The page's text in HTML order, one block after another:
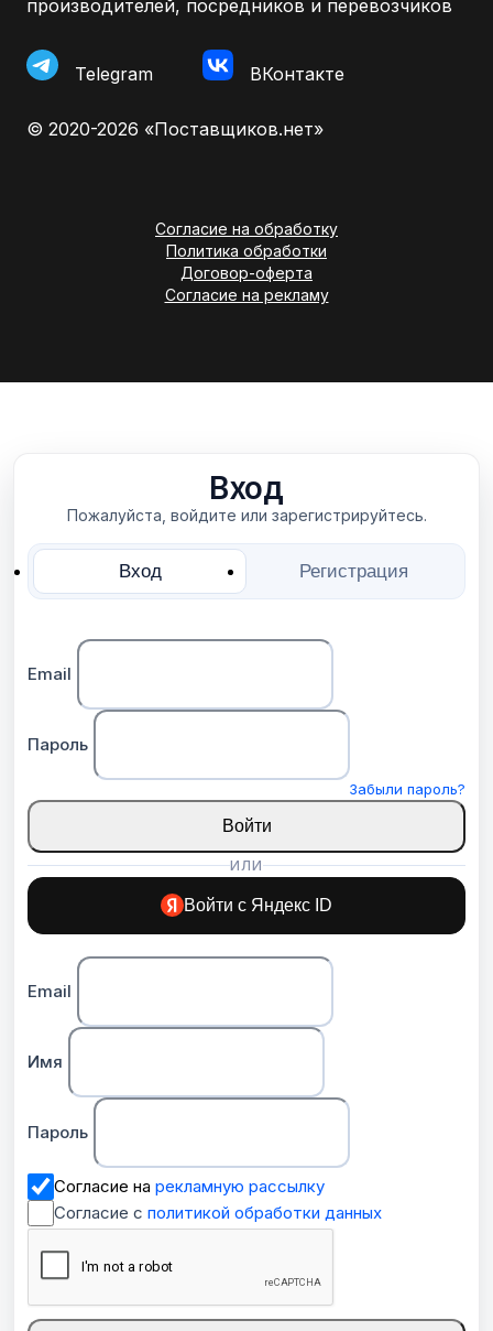
производителей, посредников и перевозчиков
Telegram ВКонтакте
© 2020-2026 «Поставщиков.нет»
Согласие на обработку
Политика обработки
Договор-оферта
Согласие на рекламу
Вход
Пожалуйста, войдите или зарегистрируйтесь.
Вход Регистрация
Email
Пароль
Забыли пароль?
Войти
ИЛИ
Войти с Яндекс ID
Email
Имя
Пароль
Согласие на рекламную рассылку
Согласие с политикой обработки данных